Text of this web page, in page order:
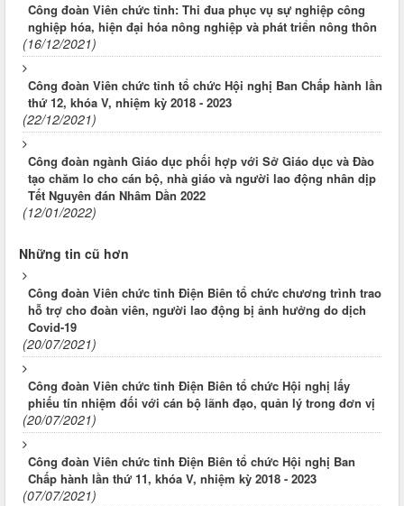
Công đoàn Viên chức tỉnh: Thi đua phục vụ sự nghiệp công
nghiệp hóa, hiện đại hóa nông nghiệp và phát triển nông thôn
(16/12/2021)
Công đoàn Viên chức tỉnh tổ chức Hội nghị Ban Chấp hành lần
thứ 12, khóa V, nhiệm kỳ 2018 - 2023
(22/12/2021)
Công đoàn ngành Giáo dục phối hợp với Sở Giáo dục và Đào
tạo chăm lo cho cán bộ, nhà giáo và người lao động nhân dịp
Tết Nguyên đán Nhâm Dần 2022
(12/01/2022)
Những tin cũ hơn
Công đoàn Viên chức tỉnh Điện Biên tổ chức chương trình trao
hỗ trợ cho đoàn viên, người lao động bị ảnh hưởng do dịch
Covid-19
(20/07/2021)
Công đoàn Viên chức tỉnh Điện Biên tổ chức Hội nghị lấy
phiếu tín nhiệm đối với cán bộ lãnh đạo, quản lý trong đơn vị
(20/07/2021)
Công đoàn Viên chức tỉnh Điện Biên tổ chức Hội nghị Ban
Chấp hành lần thứ 11, khóa V, nhiệm kỳ 2018 - 2023
(07/07/2021)